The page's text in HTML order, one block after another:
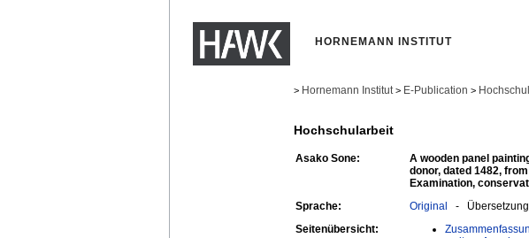
HORNEMANN INSTITUT
> Hornemann Institut > E-Publication >
Hochschularbeit
Asako Sone:
A wooden panel
donor, dated 1482,
Examination,
Sprache: Original - Übersetzung
Seitenübersicht: